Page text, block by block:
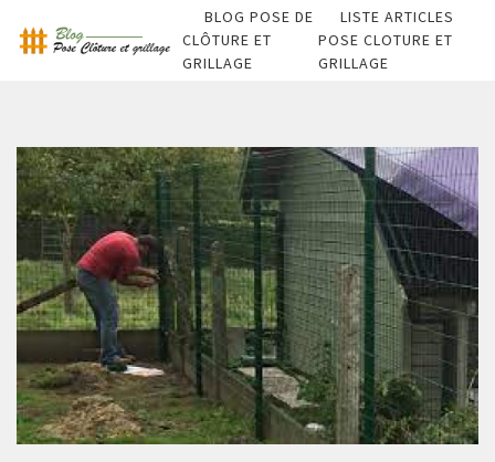
BLOG POSE DE
CLÔTURE ET
GRILLAGE
LISTE ARTICLES
POSE CLOTURE ET
GRILLAGE